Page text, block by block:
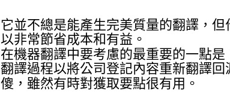
它並不總是能產生完美質量的翻譯，
以非常節省成本和有益。
在機器翻譯中要考慮的最重要的一點
翻譯過程以將公司登記內容重新翻譯
傻，雖然有時對獲取要點很有用。